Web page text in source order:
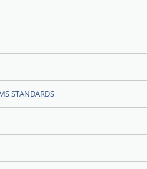
STANDARDS